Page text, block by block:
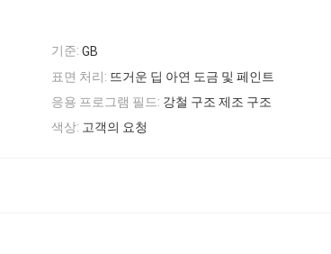
기준: GB
표면 처리: 뜨거운 딥 아연 도금 및 페인트
응용 프로그램 필드: 강철 구조 제조 구조
색상: 고객의 요청